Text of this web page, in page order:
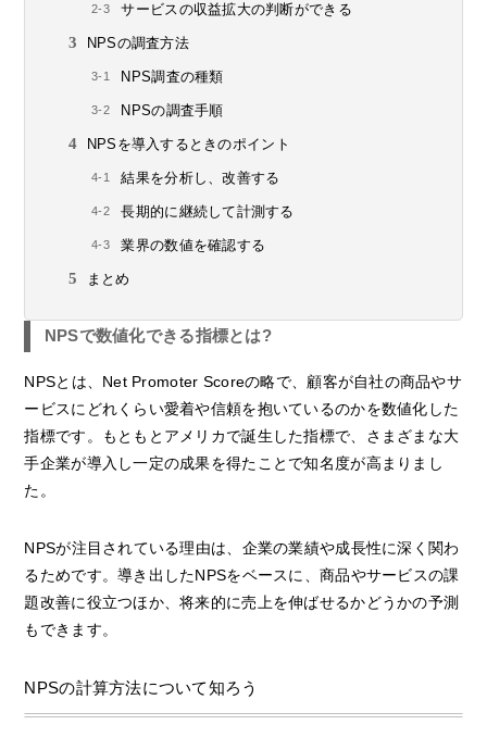
サービスの収益拡大の判断ができる
NPSの調査方法
NPS調査の種類
NPSの調査手順
NPSを導入するときのポイント
結果を分析し、改善する
長期的に継続して計測する
業界の数値を確認する
まとめ
NPSで数値化できる指標とは?
NPSとは、Net Promoter Scoreの略で、顧客が自社の商品やサ
ービスにどれくらい愛着や信頼を抱いているのかを数値化した
指標です。もともとアメリカで誕生した指標で、さまざまな大
手企業が導入し一定の成果を得たことで知名度が高まりまし
た。
NPSが注目されている理由は、企業の業績や成長性に深く関わ
るためです。導き出したNPSをベースに、商品やサービスの課
題改善に役立つほか、将来的に売上を伸ばせるかどうかの予測
もできます。
NPSの計算方法について知ろう